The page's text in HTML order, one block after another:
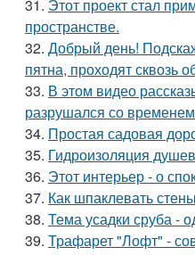
31. Этот проект стал
пространстве.
32. Добрый день!
пятна, проходят сквозь
33. В этом видео
разрушался со
34. Простая садовая
35. Гидроизоляция
36. Этот интерьер - о
37. Как шпаклевать
38. Тема усадки сруба -
39. Трафарет "Лофт" -